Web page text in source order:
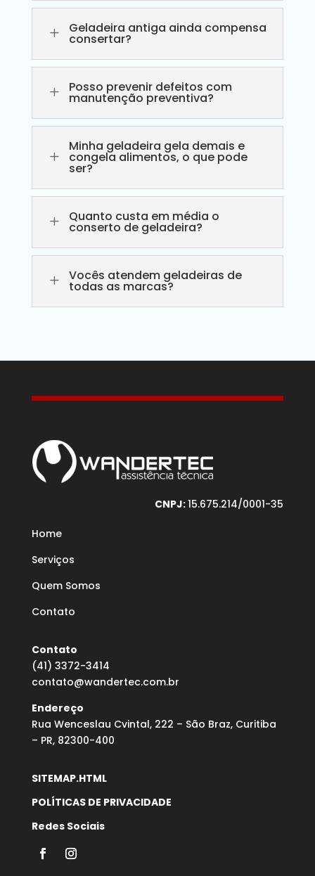
L Geladeira antiga ainda compensa
consertar?
L Posso prevenir defeitos com
manutenção preventiva?
L
Minha geladeira gela demais e
congela alimentos, o que pode
ser?
L Quanto custa em média o
conserto de geladeira?
L Vocês atendem geladeiras de
todas as marcas?
CNPJ:15.675.214/0001-35
Home
Serviços
Quem Somos
Contato
Contato
(41) 3372-3414
contato@wandertec.com.br
Endereço
Rua Wenceslau Cvintal, 222 – São Braz, Curitiba
– PR, 82300-400
SITEMAP.HTML
POLÍTICAS DE PRIVACIDADE
Redes Sociais